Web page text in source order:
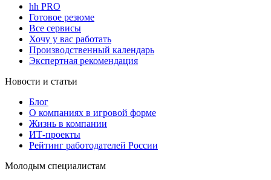
hh PRO
Готовое резюме
Все сервисы
Хочу у вас работать
Производственный календарь
Экспертная рекомендация
Новости и статьи
Блог
О компаниях в игровой форме
Жизнь в компании
ИТ-проекты
Рейтинг работодателей России
Молодым специалистам